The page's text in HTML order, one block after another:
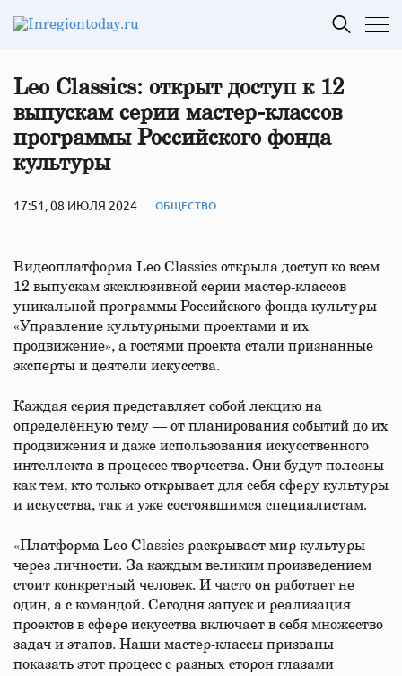
Leo Classics: открыт доступ к 12
выпускам серии мастер-классов
программы Российского фонда
культуры
17:51, 08 ИЮЛЯ 2024 ОБЩЕСТВО
Видеоплатформа Leo Classics открыла доступ ко всем
12 выпускам эксклюзивной серии мастер-классов
уникальной программы Российского фонда культуры
«Управление культурными проектами и их
продвижение», а гостями проекта стали признанные
эксперты и деятели искусства.
Каждая серия представляет собой лекцию на
определённую тему — от планирования событий до их
продвижения и даже использования искусственного
интеллекта в процессе творчества. Они будут полезны
как тем, кто только открывает для себя сферу культуры
и искусства, так и уже состоявшимся специалистам.
«Платформа Leo Classics раскрывает мир культуры
через личности. За каждым великим произведением
стоит конкретный человек. И часто он работает не
один, а с командой. Сегодня запуск и реализация
проектов в сфере искусства включает в себя множество
задач и этапов. Наши мастер-классы призваны
показать этот процесс с разных сторон глазами